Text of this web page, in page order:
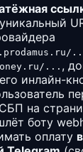
... ,
инлайн-
на
боту
оплату